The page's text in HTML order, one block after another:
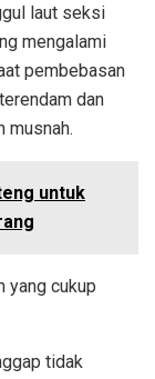
laut seksi
mengalami
pembebasan
dan
musnah.
untuk
yang cukup
tidak